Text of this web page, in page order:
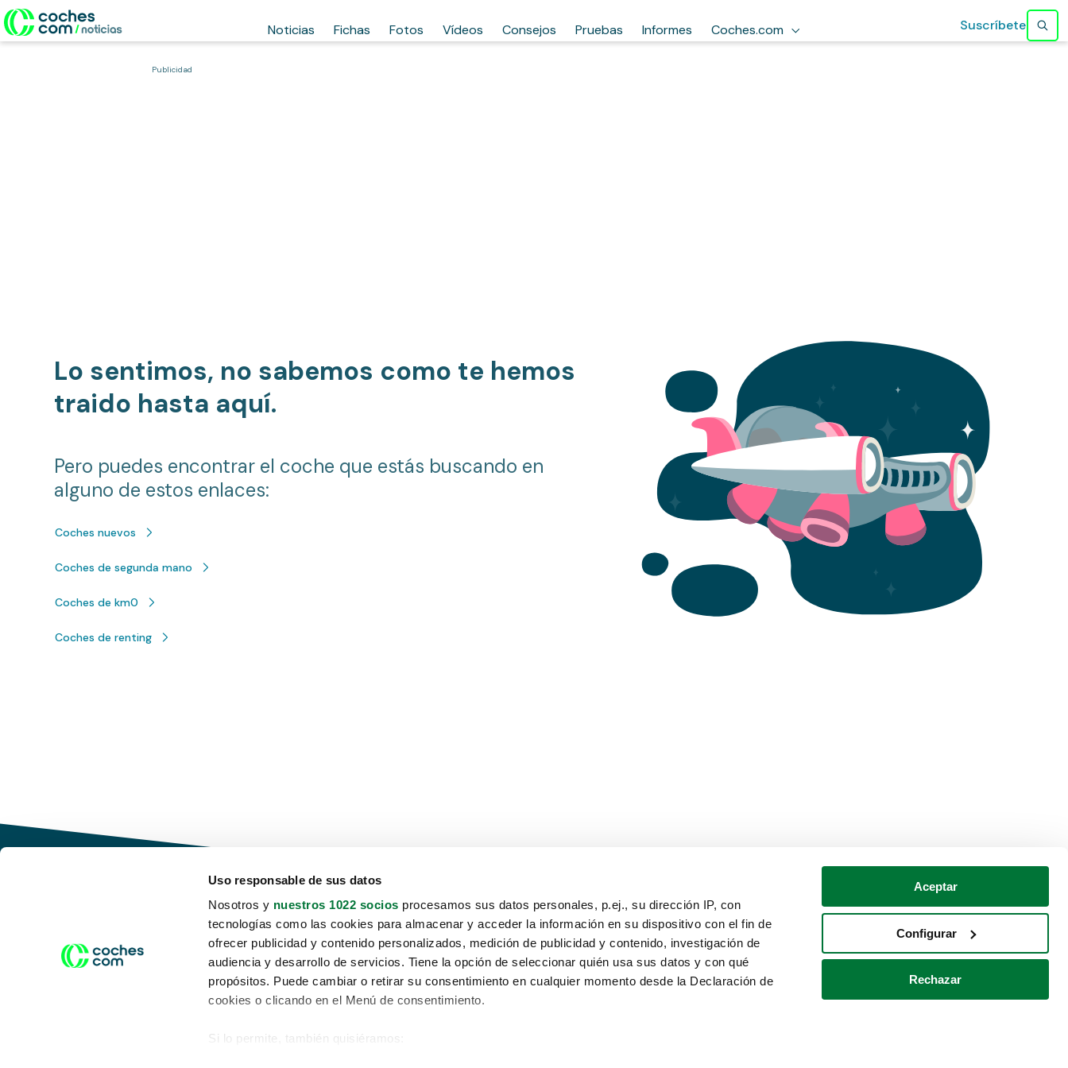
Uso responsable de sus datos
Nosotros y nuestros 1022 socios procesamos sus datos personales, p.ej., su dirección IP, con
tecnologías como las cookies para almacenar y acceder la información en su dispositivo con el fin de
ofrecer publicidad y contenido personalizados, medición de publicidad y contenido, investigación de
audiencia y desarrollo de servicios. Tiene la opción de seleccionar quién usa sus datos y con qué
propósitos. Puede cambiar o retirar su consentimiento en cualquier momento desde la Declaración de
cookies o clicando en el Menú de consentimiento.
Si lo permite, también quisiéramos:
Aceptar
Configurar
Rechazar
Noticias Fichas Fotos Vídeos Consejos Pruebas Informes Coches.com Suscríbete
Publicidad
Lo sentimos, no sabemos como te hemos
traido hasta aquí.
Pero puedes encontrar el coche que estás buscando en
alguno de estos enlaces:
Coches nuevos
Coches de segunda mano
Coches de km0
Coches de renting
Conduce tu futuro,
desata tu movilidad